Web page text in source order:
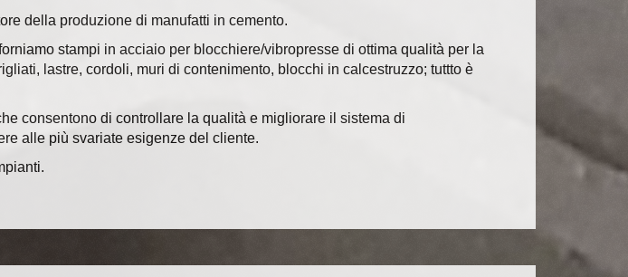
della produzione di manufatti in cemento.
stampi in acciaio per blocchiere/vibropresse di ottima qualità per la
lastre, cordoli, muri di contenimento, blocchi in calcestruzzo; tuttto è
consentono di controllare la qualità e migliorare il sistema di
alle più svariate esigenze del cliente.